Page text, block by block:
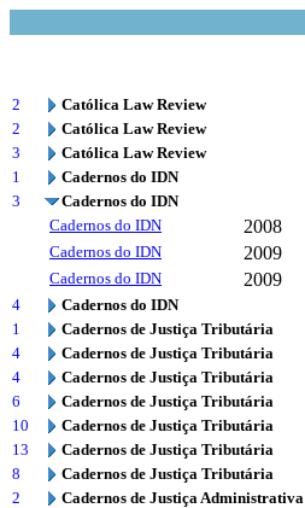
2
Católica Law Review
2
Católica Law Review
3
Católica Law Review
1
Cadernos do IDN
3
Cadernos do IDN
Cadernos do IDN
2008
Cadernos do IDN 2009
Cadernos do IDN 2009
4
Cadernos do IDN
1
Cadernos de Justiça Tributária
4
Cadernos de Justiça Tributária
4
Cadernos de Justiça Tributária
6
Cadernos de Justiça Tributária
10
Cadernos de Justiça Tributária
13
Cadernos de Justiça Tributária
8
Cadernos de Justiça Tributária
2
Cadernos de Justiça Administrativa